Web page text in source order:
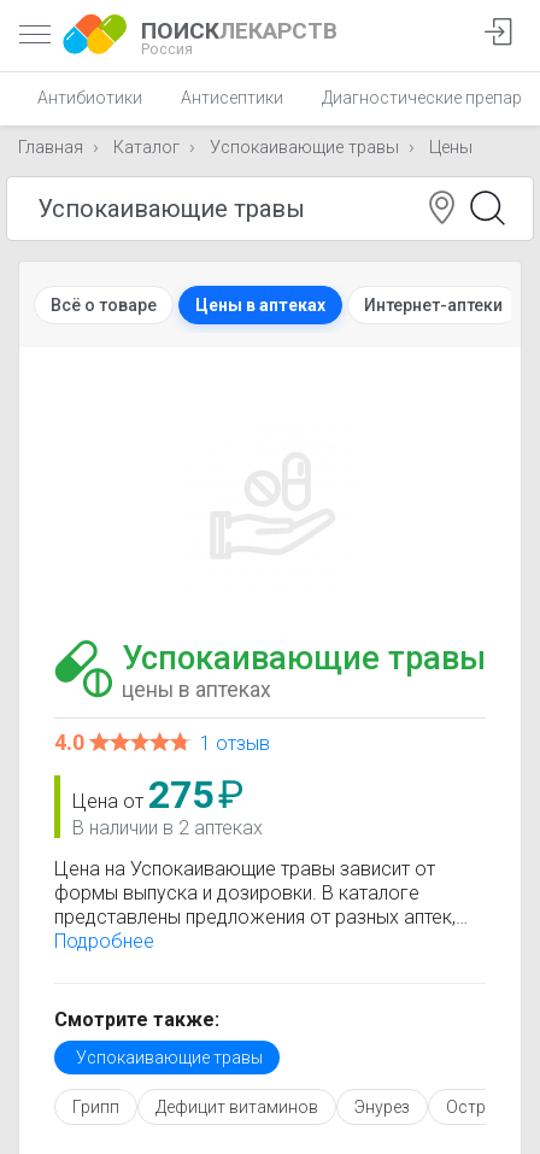
ПОИСКЛЕКАРСТВ
Россия
Антибиотики Антисептики Диагностические
Главная Каталог Успокаивающие травы Цены
Всё о товаре Цены в аптеках Интернет-аптеки
Успокаивающие травы
цены в аптеках
4.0 1 отзыв
Цена от 275₽
В наличии в 2 аптеках
Цена на Успокаивающие травы зависит от
формы выпуска и дозировки. В каталоге
представлены предложения от разных аптек,
что позволяет быстро найти, где купить
обновляется, поэтому вы видите только
актуальные данные.
Перед покупкой рекомендуется ознакомиться с
инструкцией по применению, показаниями и
противопоказаниями. При необходимости вы
Подробнее
Смотрите также:
Успокаивающие травы
Грипп Дефицит витаминов Энурез Острый